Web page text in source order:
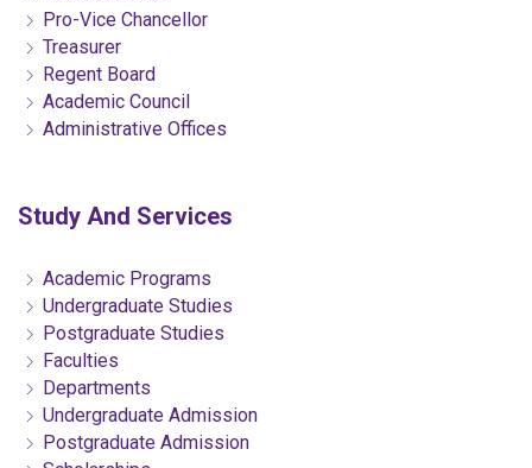
Pro-Vice Chancellor
Treasurer
Regent Board
Academic Council
Administrative Offices
Study And Services
Academic Programs
Undergraduate Studies
Postgraduate Studies
Faculties
Departments
Undergraduate Admission
Postgraduate Admission